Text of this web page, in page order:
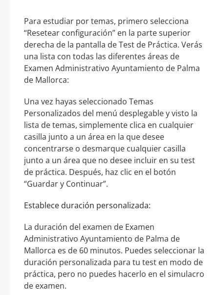
Para estudiar por temas, primero selecciona
“Resetear configuración” en la parte superior
derecha de la pantalla de Test de Práctica. Verás
una lista con todas las diferentes áreas de
Examen Administrativo Ayuntamiento de Palma
de Mallorca:
Una vez hayas seleccionado Temas
Personalizados del menú desplegable y visto la
lista de temas, simplemente clica en cualquier
casilla junto a un área en la que desee
concentrarse o desmarque cualquier casilla
junto a un área que no desee incluir en su test
de práctica. Después, haz clic en el botón
“Guardar y Continuar”.
Establece duración personalizada:
La duración del examen de Examen
Administrativo Ayuntamiento de Palma de
Mallorca es de 60 minutos. Puedes seleccionar la
duración personalizada para tu test en modo de
práctica, pero no puedes hacerlo en el simulacro
de examen.